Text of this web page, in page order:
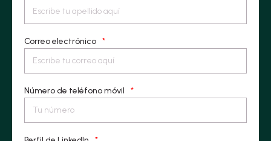
Correo electrónico *
Número de teléfono móvil *